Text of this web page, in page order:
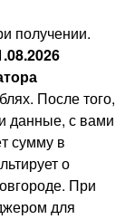
получении.
После того,
данные, с вами
сумму в
о
При
для